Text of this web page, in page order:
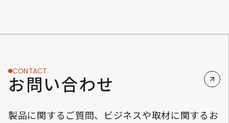
CONTACT
お問い合わせ
製品に関するご質問、ビジネスや取材に関するお